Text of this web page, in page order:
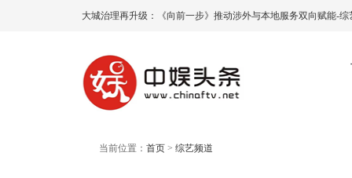
大城治理再升级：《向前一步》推动涉外与本地服务双向赋能-
当前位置： 首页 > 综艺频道